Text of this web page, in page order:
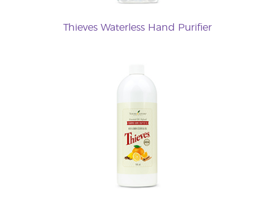
Thieves Waterless Hand Purifier